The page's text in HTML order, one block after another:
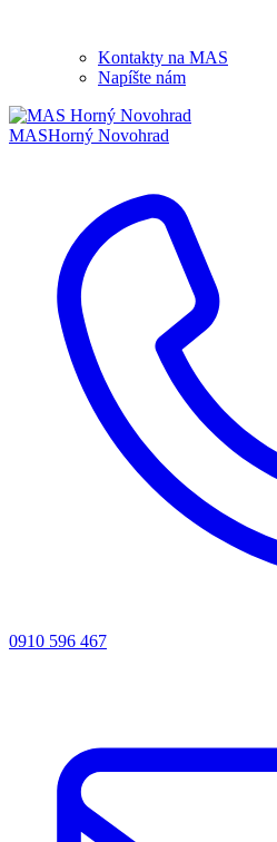
Kontakty na MAS
Napíšte nám
MASHorný Novohrad
0910 596 467